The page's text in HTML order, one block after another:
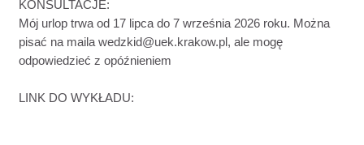
KONSULTACJE:
Mój urlop trwa od 17 lipca do 7 września 2026 roku. Można
pisać na maila wedzkid@uek.krakow.pl, ale mogę
odpowiedzieć z opóźnieniem
LINK DO WYKŁADU: